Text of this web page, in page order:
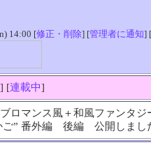
14:00 [修正・削除] [管理者に通知]
] [連載中]
ロマンス風＋和風ファンタ
ご” 番外編 後編 公開しまし